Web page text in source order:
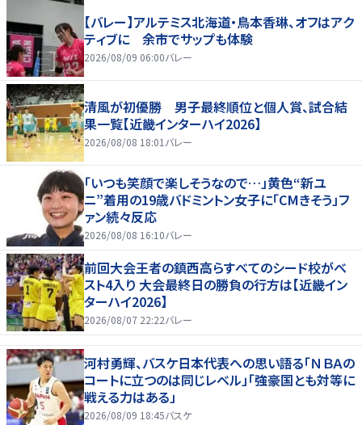
【バレー】アルテミス北海道・鳥本香琳、オフはアク
ティブに 余市でサップも体験
2026/08/09 06:00バレー
清風が初優勝 男子最終順位と個人賞、試合結
果一覧【近畿インターハイ2026】
2026/08/08 18:01 バレー
「いつも笑顔で楽しそうなので…」黄色“新ユ
ニ”着用の19歳バドミントン女子に「CMきそう」フ
ァン続々反応
2026/08/08 16:10バレー
前回大会王者の鎮西高らすべてのシード校がベ
スト4入り 大会最終日の勝負の行方は【近畿イン
ターハイ2026】
2026/08/07 22:22バレー
河村勇輝、バスケ日本代表への思い語る「ＮＢＡの
コートに立つのは同じレベル」「強豪国とも対等に
戦える力はある」
2026/08/09 18:45バスケ